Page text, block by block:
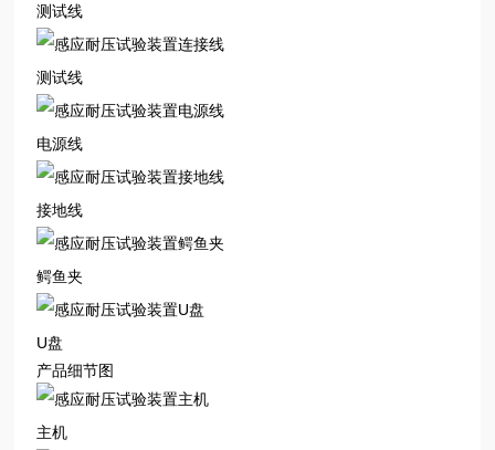
测试线
测试线
电源线
接地线
鳄鱼夹
U盘
产品细节图
主机